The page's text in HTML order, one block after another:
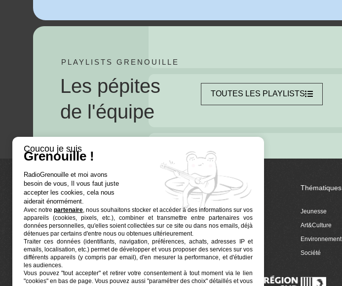
PLAYLISTS GRENOUILLE
Les pépites
de l'équipe
TOUTES LES PLAYLISTS
Euphonia est le partenaire producteur de Radio
Grenouille, radio associative marseillaise.
Locaux situés à la Friche Belle de Mai
41, rue Jobin — 13003 Marseille
La radio
Ré-écouter
Actualités
Programmation
Grenouille Euphonia
Thématiques
Jeunesse
Art&Culture
Environnement
Société
Coucou je suis
Grenouille !
RadioGrenouille et moi avons
besoin de vous, Il vous faut juste
accepter les cookies, cela nous
aiderait énormément.
Avec notrepartenaire, nous souhaitons stocker et accéder à des informations sur vos
appareils (cookies, pixels, etc.), combiner et transmettre entre partenaires vos
données personnelles, qu'elles soient collectées sur ce site ou dans nos emails, déjà
détenues par certains d'entre nous ou obtenues ultérieurement.
Traiter ces données (identifiants, navigation, préférences, achats, adresses IP et
emails, localisation, etc.) permet de développer et vous proposer des services sur vos
différents appareils (y compris par email), d'en mesurer la performance, et d'étudier
les audiences.
Vous pouvez "tout accepter" et retirer votre consentement à tout moment via le lien
"cookies" en bas de page. Vous pouvez aussi "paramétrer des choix" détaillés et vous